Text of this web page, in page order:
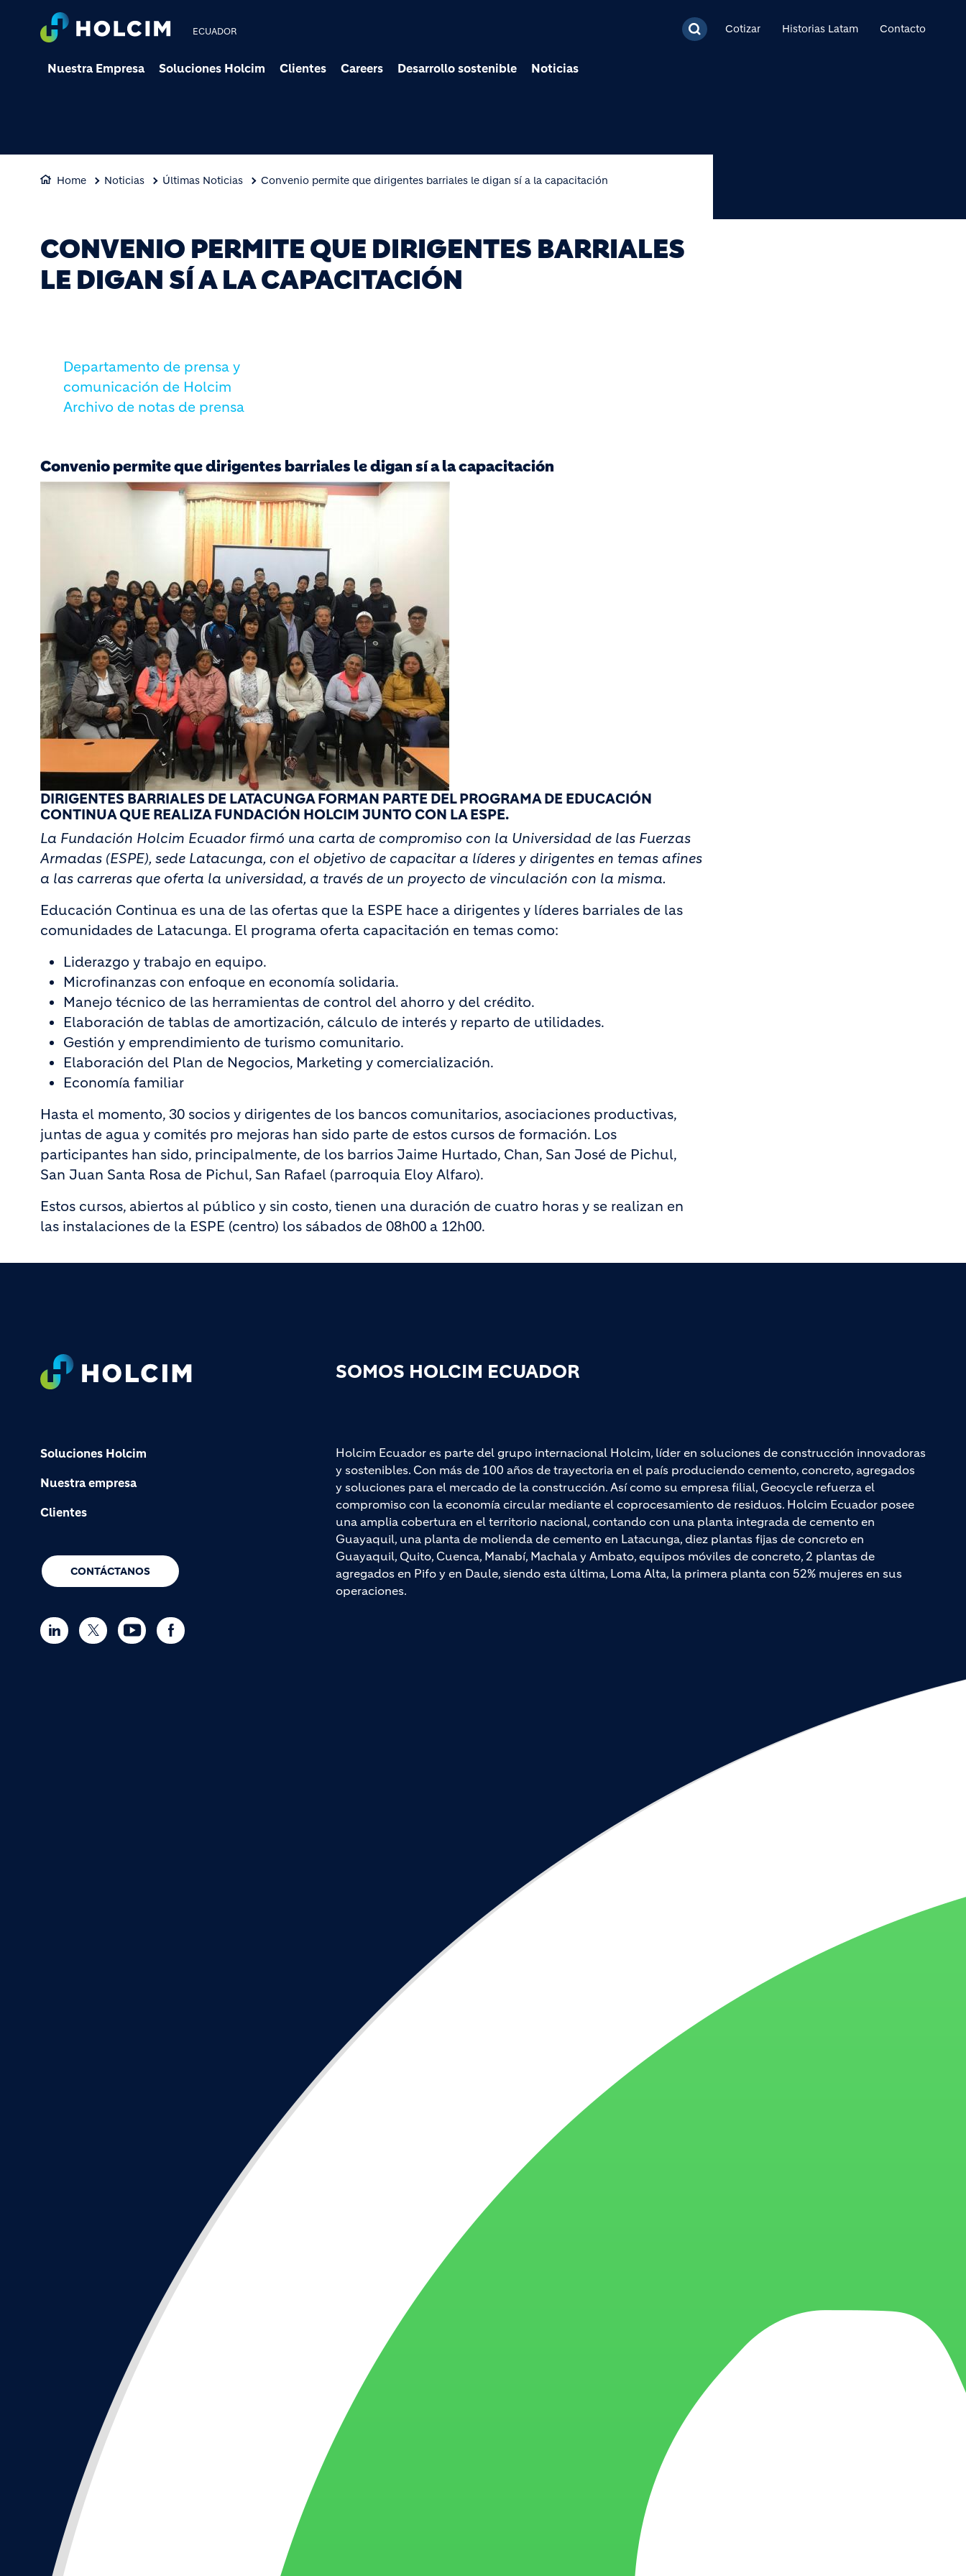
ECUADOR Cotizar Historias Latam Contacto
Nuestra Empresa Soluciones Holcim Clientes Careers Desarrollo sostenible Noticias
Home Noticias Últimas Noticias Convenio permite que dirigentes barriales le digan sí a la capacitación
CONVENIO PERMITE QUE DIRIGENTES BARRIALES
LE DIGAN SÍ A LA CAPACITACIÓN
Departamento de prensa y
comunicación de Holcim
Archivo de notas de prensa
Convenio permite que dirigentes barriales le digan sí a la capacitación
DIRIGENTES BARRIALES DE LATACUNGA FORMAN PARTE DEL PROGRAMA DE EDUCACIÓN
CONTINUA QUE REALIZA FUNDACIÓN HOLCIM JUNTO CON LA ESPE.
La Fundación Holcim Ecuador firmó una carta de compromiso con la Universidad de las Fuerzas
Armadas (ESPE), sede Latacunga, con el objetivo de capacitar a líderes y dirigentes en temas afines
a las carreras que oferta la universidad, a través de un proyecto de vinculación con la misma.
Educación Continua es una de las ofertas que la ESPE hace a dirigentes y líderes barriales de las
comunidades de Latacunga. El programa oferta capacitación en temas como:
Liderazgo y trabajo en equipo.
Microfinanzas con enfoque en economía solidaria.
Manejo técnico de las herramientas de control del ahorro y del crédito.
Elaboración de tablas de amortización, cálculo de interés y reparto de utilidades.
Gestión y emprendimiento de turismo comunitario.
Elaboración del Plan de Negocios, Marketing y comercialización.
Economía familiar
Hasta el momento, 30 socios y dirigentes de los bancos comunitarios, asociaciones productivas,
juntas de agua y comités pro mejoras han sido parte de estos cursos de formación. Los
participantes han sido, principalmente, de los barrios Jaime Hurtado, Chan, San José de Pichul,
San Juan Santa Rosa de Pichul, San Rafael (parroquia Eloy Alfaro).
Estos cursos, abiertos al público y sin costo, tienen una duración de cuatro horas y se realizan en
las instalaciones de la ESPE (centro) los sábados de 08h00 a 12h00.
SOMOS HOLCIM ECUADOR
Soluciones Holcim
Nuestra empresa
Clientes
CONTÁCTANOS
Holcim Ecuador es parte del grupo internacional Holcim, líder en soluciones de construcción innovadoras
y sostenibles. Con más de 100 años de trayectoria en el país produciendo cemento, concreto, agregados
y soluciones para el mercado de la construcción. Así como su empresa filial, Geocycle refuerza el
compromiso con la economía circular mediante el coprocesamiento de residuos. Holcim Ecuador posee
una amplia cobertura en el territorio nacional, contando con una planta integrada de cemento en
Guayaquil, una planta de molienda de cemento en Latacunga, diez plantas fijas de concreto en
Guayaquil, Quito, Cuenca, Manabí, Machala y Ambato, equipos móviles de concreto, 2 plantas de
agregados en Pifo y en Daule, siendo esta última, Loma Alta, la primera planta con 52% mujeres en sus
operaciones.